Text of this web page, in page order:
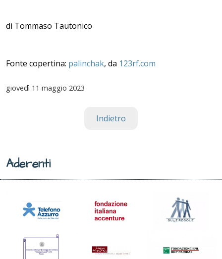
di Tommaso Tautonico
Fonte copertina: palinchak, da 123rf.com
giovedì 11 maggio 2023
Indietro
Aderenti